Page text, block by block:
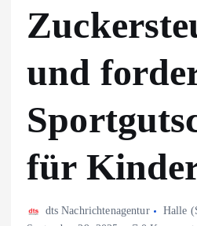
und
für
dts Nachrichtenagentur Halle